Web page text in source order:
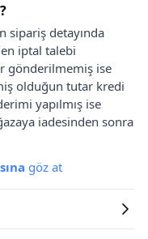
sipariş detayında
iptal talebi
gönderilmemiş ise
olduğun tutar kredi
yapılmış ise
iadesinden sonra
göz at